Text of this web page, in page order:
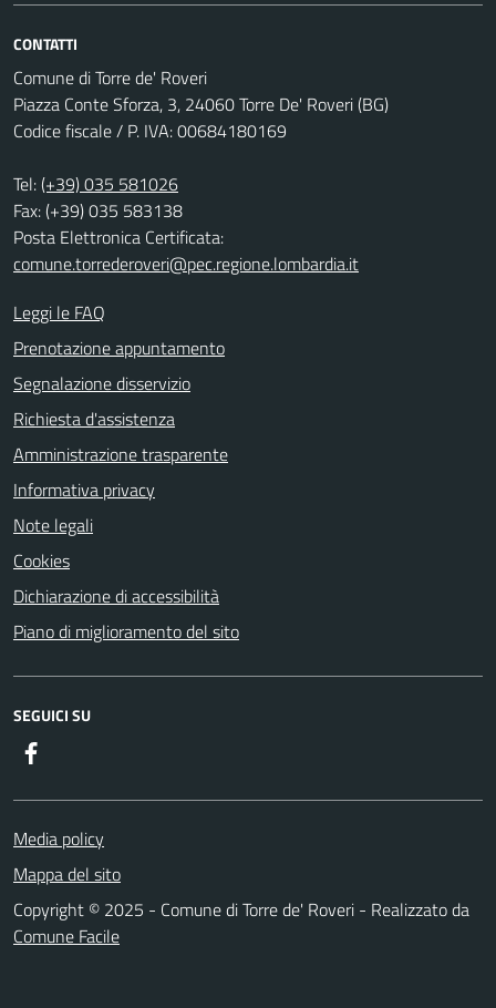
CONTATTI
Comune di Torre de' Roveri
Piazza Conte Sforza, 3, 24060 Torre De' Roveri (BG)
Codice fiscale / P. IVA: 00684180169
Tel:(+39) 035 581026
Fax: (+39) 035 583138
Posta Elettronica Certificata:
comune.torrederoveri@pec.regione.lombardia.it
Leggi le FAQ
Prenotazione appuntamento
Segnalazione disservizio
Richiesta d'assistenza
Amministrazione trasparente
Informativa privacy
Note legali
Cookies
Dichiarazione di accessibilità
Piano di miglioramento del sito
SEGUICI SU
Media policy
Mappa del sito
Copyright © 2025 - Comune di Torre de' Roveri - Realizzato da
Comune Facile